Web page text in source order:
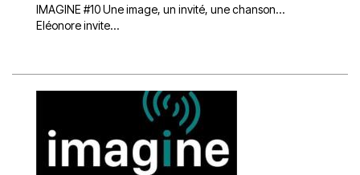
IMAGINE #10 Une image, un invité, une chanson…
Eléonore invite...